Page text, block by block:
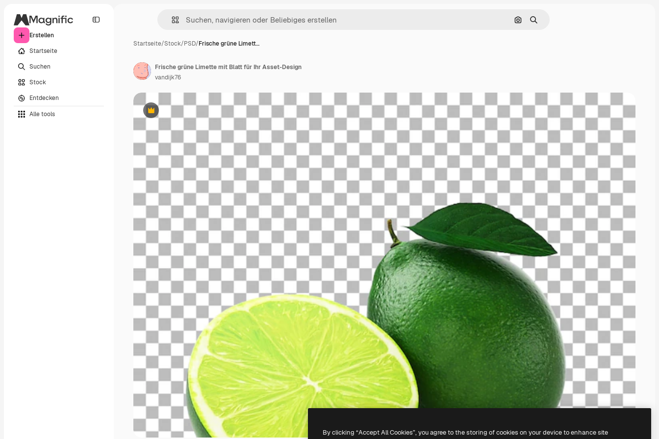
Erstellen
Startseite
Suchen
Stock
Entdecken
Alle tools
Nach Bild suchen
Suchen
Startseite/Stock/PSD/Frische grüne Limett…
Premium
Frische grüne Limette mit Blatt für Ihr Asset-Design
vandijk76
By clicking “Accept All Cookies”, you agree to the storing of cookies on your device to enhance site